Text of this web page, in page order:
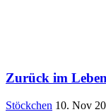
Zurück im
Stöckchen 10. Nov